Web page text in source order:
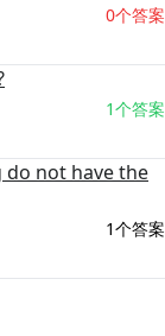
0个答案
1个答案
do not have the
1个答案